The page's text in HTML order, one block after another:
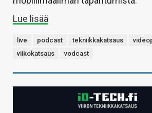
Lue lisää
live podcast tekniikkakatsaus
viikokatsaus
vodcast